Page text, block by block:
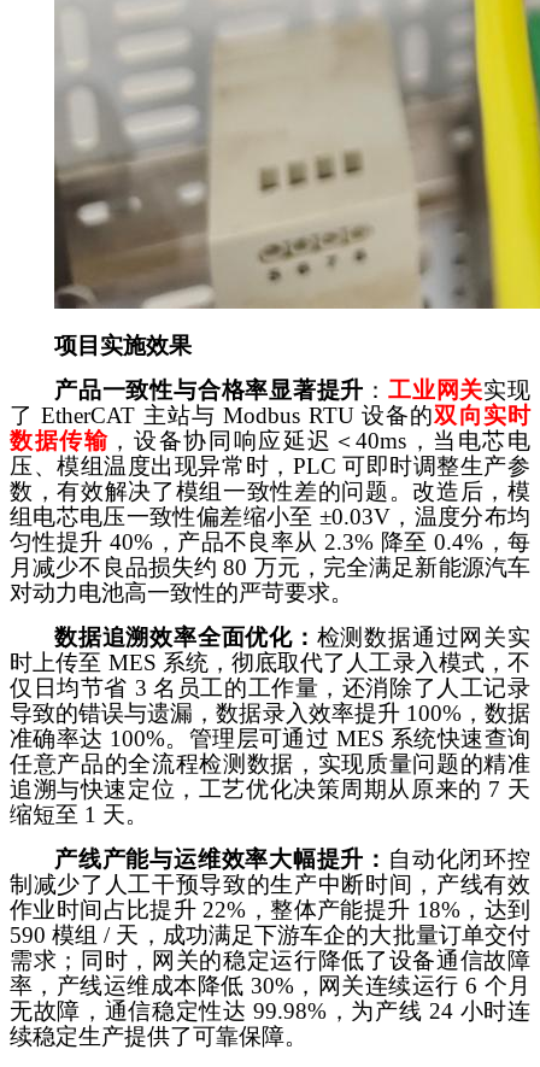
项目实施效果
产品一致性与合格率显著提升 ：工业网关实现
了 EtherCAT 主站与 Modbus RTU 设备的双向实时
数据传输 ，设备协同响应延迟＜40ms，当电芯电
压、模组温度出现异常时，PLC 可即时调整生产参
数，有效解决了模组一致性差的问题。改造后，模
组电芯电压一致性偏差缩小至 ±0.03V，温度分布均
匀性提升 40%，产品不良率从 2.3% 降至 0.4%，每
月减少不良品损失约 80 万元，完全满足新能源汽车
对动力电池高一致性的严苛要求。
数据追溯效率全面优化： 检测数据通过网关实
时上传至 MES 系统，彻底取代了人工录入模式，不
仅日均节省 3 名员工的工作量，还消除了人工记录
导致的错误与遗漏，数据录入效率提升 100%，数据
准确率达 100%。管理层可通过 MES 系统快速查询
任意产品的全流程检测数据，实现质量问题的精准
追溯与快速定位，工艺优化决策周期从原来的 7 天
缩短至 1 天。
产线产能与运维效率大幅提升： 自动化闭环控
制减少了人工干预导致的生产中断时间，产线有效
作业时间占比提升 22%，整体产能提升 18%，达到
590 模组 / 天，成功满足下游车企的大批量订单交付
需求；同时，网关的稳定运行降低了设备通信故障
率，产线运维成本降低 30%，网关连续运行 6 个月
无故障，通信稳定性达 99.98%，为产线 24 小时连
续稳定生产提供了可靠保障。